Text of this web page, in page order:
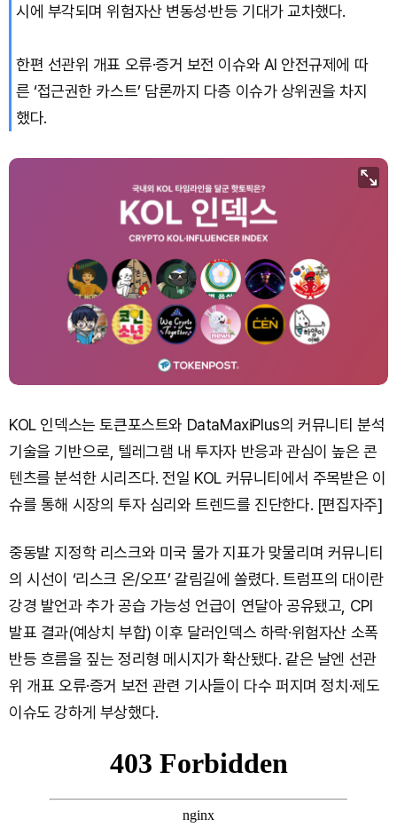
시에 부각되며 위험자산 변동성·반등 기대가 교차했다.
한편 선관위 개표 오류·증거 보전 이슈와 AI 안전규제에 따
른 ‘접근권한 카스트’ 담론까지 다층 이슈가 상위권을 차지
했다.
KOL 인덱스는 토큰포스트와 DataMaxiPlus의 커뮤니티 분석
기술을 기반으로, 텔레그램 내 투자자 반응과 관심이 높은 콘
텐츠를 분석한 시리즈다. 전일 KOL 커뮤니티에서 주목받은 이
슈를 통해 시장의 투자 심리와 트렌드를 진단한다. [편집자주]
중동발 지정학 리스크와 미국 물가 지표가 맞물리며 커뮤니티
의 시선이 ‘리스크 온/오프’ 갈림길에 쏠렸다. 트럼프의 대이란
강경 발언과 추가 공습 가능성 언급이 연달아 공유됐고, CPI
발표 결과(예상치 부합) 이후 달러인덱스 하락·위험자산 소폭
반등 흐름을 짚는 정리형 메시지가 확산됐다. 같은 날엔 선관
위 개표 오류·증거 보전 관련 기사들이 다수 퍼지며 정치·제도
이슈도 강하게 부상했다.